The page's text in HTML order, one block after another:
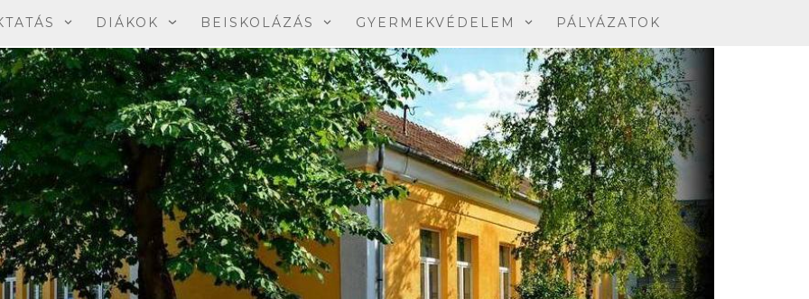
DIÁKOK BEISKOLÁZÁS GYERMEKVÉDELEM PÁLYÁZATOK